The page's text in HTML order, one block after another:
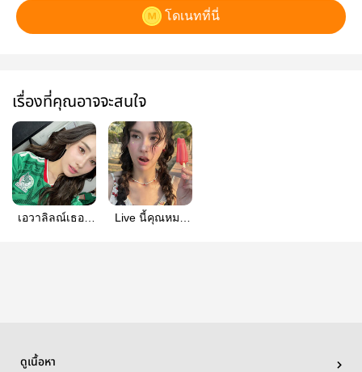
โดเนทที่นี่
เรื่องที่คุณอาจจะสนใจ
เอวาลิลณ์เธอผู้
Live นี้คุณหมอ
ดูเนื้อหา